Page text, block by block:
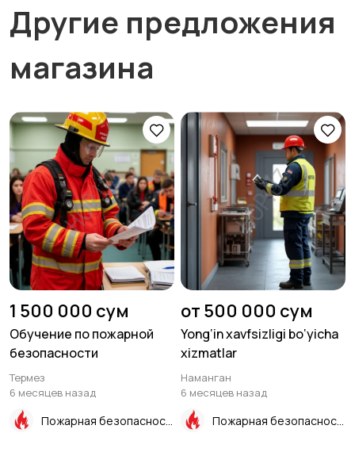
Другие предложения
магазина
1 500 000 сум
Обучение по пожарной
безопасности
Термез
6 месяцев назад
от 500 000 сум
Yong‘in xavfsizligi bo‘yicha
xizmatlar
Наманган
6 месяцев назад